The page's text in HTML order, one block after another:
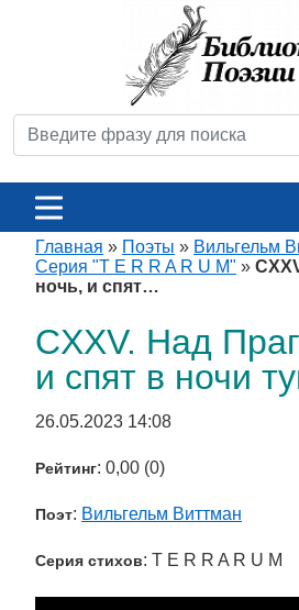
Главная » Поэты » Вильгельм
Серия "T E R R A R U M" »
ночь, и спят…
CXXV. Над
и спят в ночи
26.05.2023 14:08
Рейтинг: 0,00 (0)
Поэт: Вильгельм Виттман
Серия стихов: T E R R A R U M